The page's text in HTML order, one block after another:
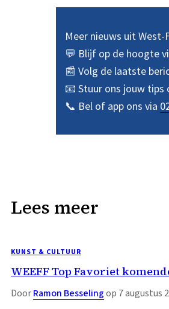
Meer nieuws uit West-
💬 Blijf op de hoogte
📰 Volg de laatste
📧 Stuur ons jouw tips
📞 Bel of app ons via
Lees meer
KUNST & CULTUUR
WEEFF Top Favoriet
DoorRamon Besselingop 7 augustus